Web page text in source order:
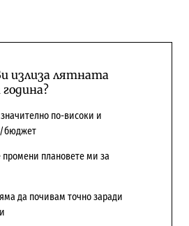
излиза лятната
по-високи и
бюджет
промени плановете ми за
да почивам точно заради